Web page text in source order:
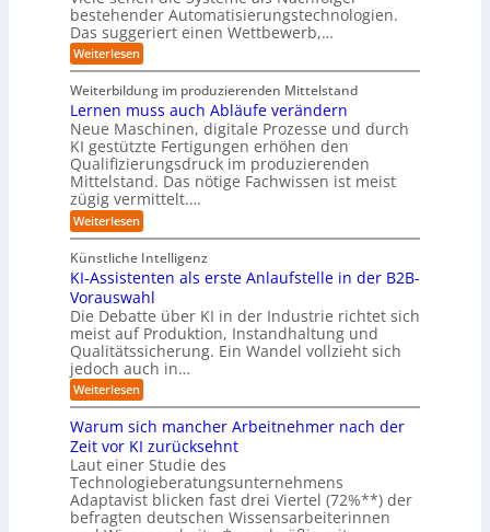
o
u
t
e
H
e
r
s
t
e
l
r
n
j
e
k
t
e
i
d
e
r
I
n
d
u
s
t
r
e
e
r
m
ö
g
l
i
c
h
e
n
i
s
i
k
o
w
a
c
h
s
e
n
d
e
R
a
n
s
o
m
w
a
r
e
-
G
f
a
h
r
u
s
t
r
i
e
r
o
b
o
t
e
r
l
i
n
g
f
ü
r
T
a
t
o
r
t
e
bestehender Automatisierungstechnologien.
Das suggeriert einen Wettbewerb,…
Weiterlesen:
E
n
e
h
r
l
i
c
h
e
r
u
n
d
u
n
b
e
q
u
e
m
e
r
)
B
l
i
c
Weiterbildung im produzierenden Mittelstand
Lernen muss auch Abläufe verändern
Neue Maschinen, digitale Prozesse und durch
KI gestützte Fertigungen erhöhen den
Qualifizierungsdruck im produzierenden
Mittelstand. Das nötige Fachwissen ist meist
zügig vermittelt.…
Weiterlesen:
L
e
r
n
e
n
m
u
s
s
a
u
h
A
b
l
ä
u
f
Künstliche Intelligenz
KI-Assistenten als erste Anlaufstelle in der B2B-
Vorauswahl
Die Debatte über KI in der Industrie richtet sich
meist auf Produktion, Instandhaltung und
Qualitätssicherung. Ein Wandel vollzieht sich
jedoch auch in…
Weiterlesen:
K
-
A
s
s
i
s
t
Warum sich mancher Arbeitnehmer nach der
Zeit vor KI zurücksehnt
Laut einer Studie des
Technologieberatungsunternehmens
Adaptavist blicken fast drei Viertel (72%**) der
befragten deutschen Wissensarbeiterinnen